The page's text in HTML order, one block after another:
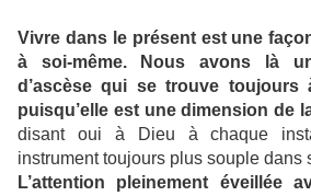
Vivre dans le présent est une
à soi-même. Nous avons là
d’ascèse qui se trouve toujours
puisqu’elle est une dimension de
disant oui à Dieu à chaque
instrument toujours plus souple dans
L’attention pleinement éveillée